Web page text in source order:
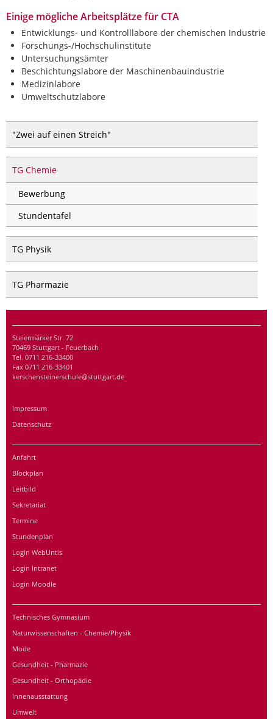
Einige mögliche Arbeitsplätze für CTA
Entwicklungs- und Kontrolllabore der chemischen Industrie
Forschungs-/Hochschulinstitute
Untersuchungsämter
Beschichtungslabore der Maschinenbauindustrie
Medizinlabore
Umweltschutzlabore
"Zwei auf einen Streich"
TG Chemie
Bewerbung
Stundentafel
TG Physik
TG Pharmazie
Steiermärker Str. 72
70469 Stuttgart - Feuerbach
Tel. 0711 216-33400
Fax 0711 216-33401
kerschensteinerschule@stuttgart.de
Impressum
Datenschutz
Anfahrt
Blockplan
Leitbild
Sekretariat
Termine
Stundenplan
Login WebUntis
Login Intranet
Login Moodle
Technisches Gymnasium
Naturwissenschaften - Chemie/Physik
Mode
Gesundheit - Pharmazie
Gesundheit - Orthopädie
Innenausstattung
Umwelt